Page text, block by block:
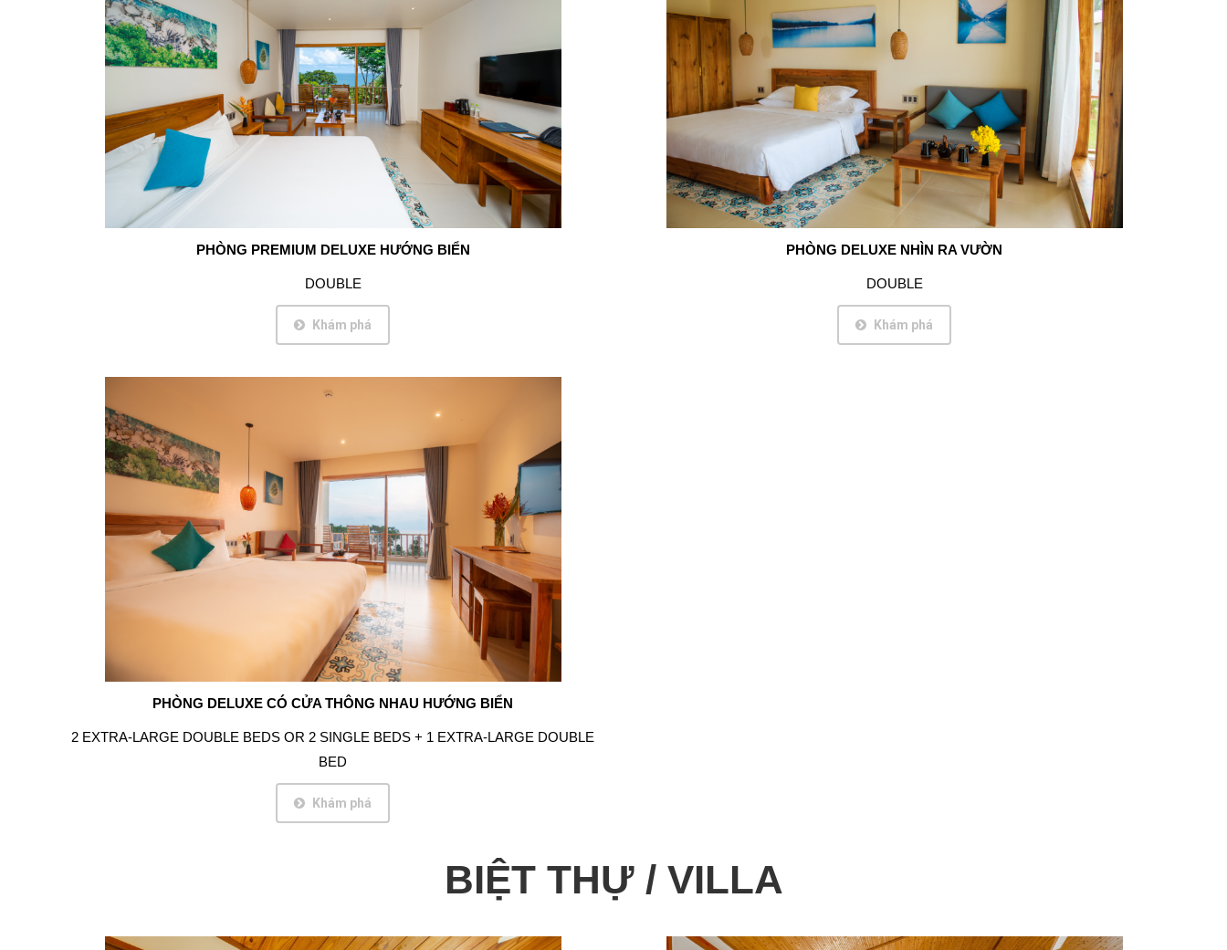
PHÒNG PREMIUM DELUXE HƯỚNG BIỂN
DOUBLE
Khám phá
PHÒNG DELUXE CÓ CỬA THÔNG NHAU HƯỚNG BIỂN
2 EXTRA-LARGE DOUBLE BEDS OR 2 SINGLE BEDS + 1 EXTRA-LARGE DOUBLE
BED
Khám phá
PHÒNG DELUXE NHÌN RA VƯỜN
DOUBLE
Khám phá
BIỆT THỰ / VILLA